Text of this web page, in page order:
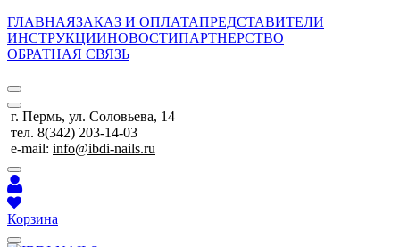
ГЛАВНАЯЗАКАЗ И ОПЛАТАПРЕДСТАВИТЕЛИ
ИНСТРУКЦИИНОВОСТИПАРТНЕРСТВО
ОБРАТНАЯ СВЯЗЬ
г. Пермь, ул. Соловьева, 14
тел. 8(342) 203-14-03
e-mail: info@ibdi-nails.ru
Корзина